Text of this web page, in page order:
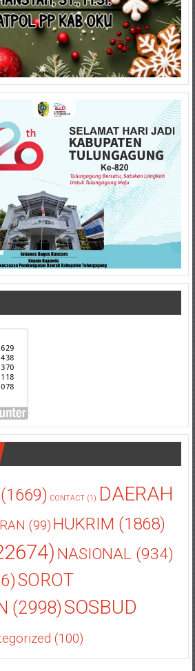
CONTACT(1) DAERAH
(99) HUKRIM (1868)
NASIONAL(934)
SOROT
(2998)SOSBUD
(100)